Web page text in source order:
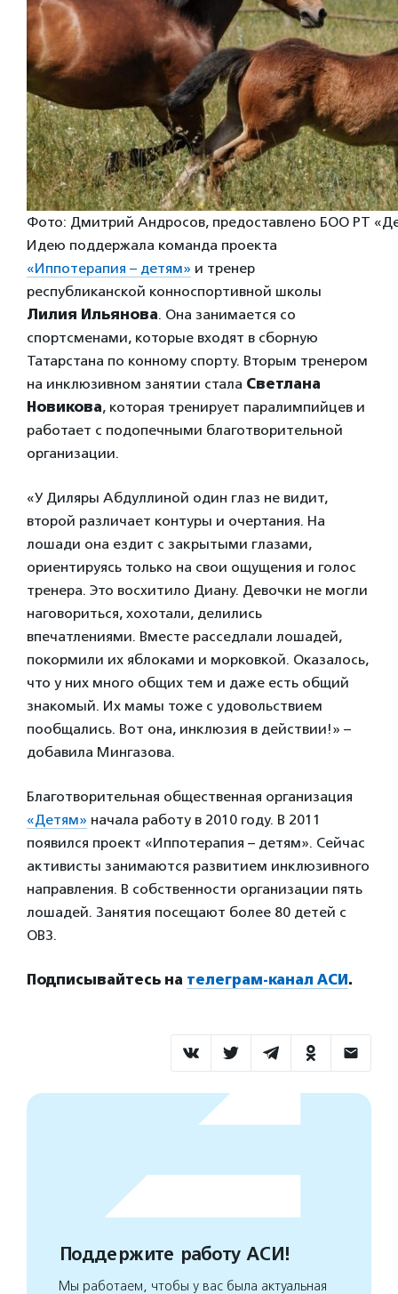
Фото: Дмитрий Андросов, предоставлено БОО РТ
Идею поддержала команда проекта
«Иппотерапия – детям» и тренер
республиканской конноспортивной школы
Лилия Ильянова. Она занимается со
спортсменами, которые входят в сборную
Татарстана по конному спорту. Вторым тренером
на инклюзивном занятии стала Светлана
Новикова, которая тренирует паралимпийцев и
работает с подопечными благотворительной
организации.
«У Диляры Абдуллиной один глаз не видит,
второй различает контуры и очертания. На
лошади она ездит с закрытыми глазами,
ориентируясь только на свои ощущения и голос
тренера. Это восхитило Диану. Девочки не могли
наговориться, хохотали, делились
впечатлениями. Вместе расседлали лошадей,
покормили их яблоками и морковкой. Оказалось,
что у них много общих тем и даже есть общий
знакомый. Их мамы тоже с удовольствием
пообщались. Вот она, инклюзия в действии!» –
добавила Мингазова.
Благотворительная общественная организация
«Детям» начала работу в 2010 году. В 2011
появился проект «Иппотерапия – детям». Сейчас
активисты занимаются развитием инклюзивного
направления. В собственности организации пять
лошадей. Занятия посещают более 80 детей с
ОВЗ.
Подписывайтесь на телеграм-канал АСИ.
Поддержите работу АСИ!
Мы работаем, чтобы у вас была актуальная